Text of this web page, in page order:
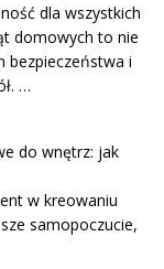
dla wszystkich
domowych to nie
bezpieczeństwa i
…
do wnętrz: jak
w kreowaniu
samopoczucie,